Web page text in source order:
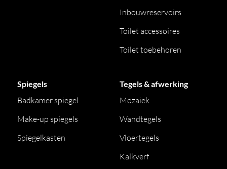
Inbouwreservoirs
Toilet accessoires
Toilet toebehoren
Spiegels
Badkamer spiegel
Make-up spiegels
Spiegelkasten
Tegels & afwerking
Mozaiek
Wandtegels
Vloertegels
Kalkverf